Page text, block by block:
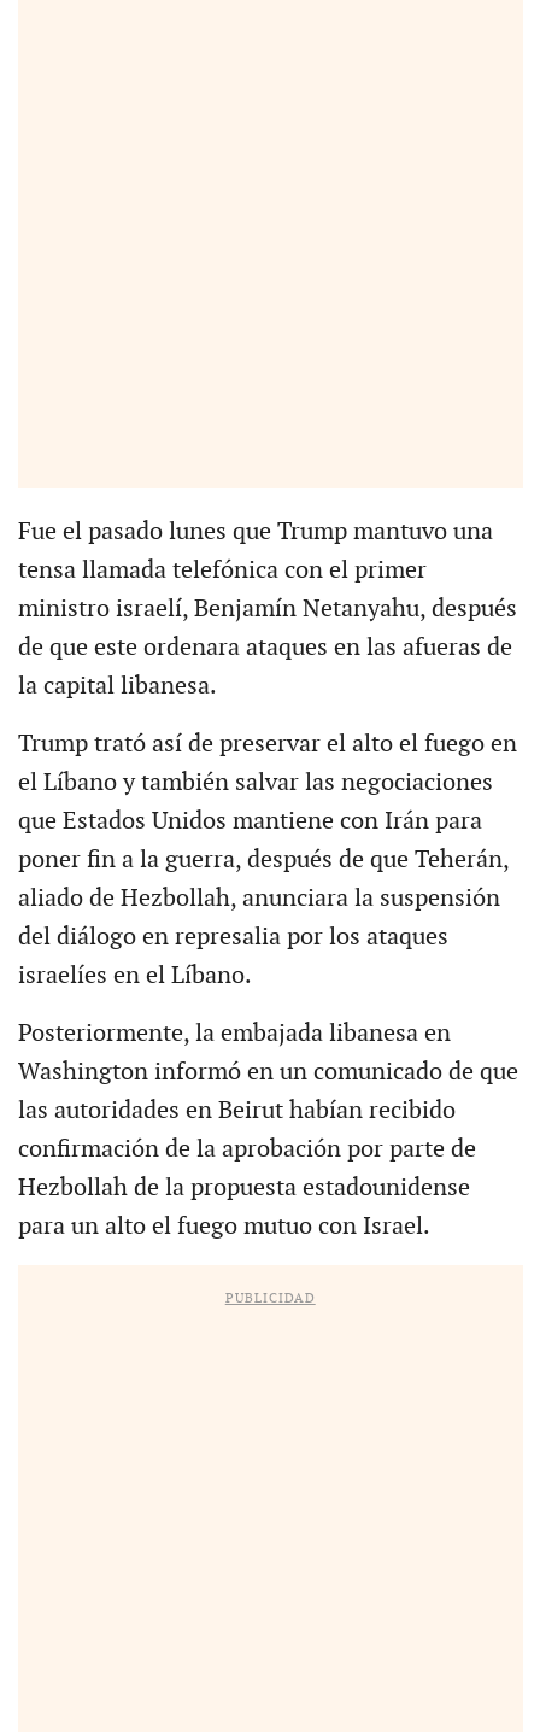
Fue el pasado lunes que Trump mantuvo una
tensa llamada telefónica con el primer
ministro israelí, Benjamín Netanyahu, después
de que este ordenara ataques en las afueras de
la capital libanesa.
Trump trató así de preservar el alto el fuego en
el Líbano y también salvar las negociaciones
que Estados Unidos mantiene con Irán para
poner fin a la guerra, después de que Teherán,
aliado de Hezbollah, anunciara la suspensión
del diálogo en represalia por los ataques
israelíes en el Líbano.
Posteriormente, la embajada libanesa en
Washington informó en un comunicado de que
las autoridades en Beirut habían recibido
confirmación de la aprobación por parte de
Hezbollah de la propuesta estadounidense
para un alto el fuego mutuo con Israel.
PUBLICIDAD